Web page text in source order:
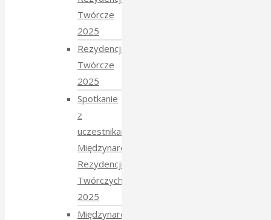
Twórcze
2025
Rezydencje
Twórcze
2025
Spotkanie
z
uczestnikami
Międzynarodowych
Rezydencji
Twórczych
2025
Międzynarodowe